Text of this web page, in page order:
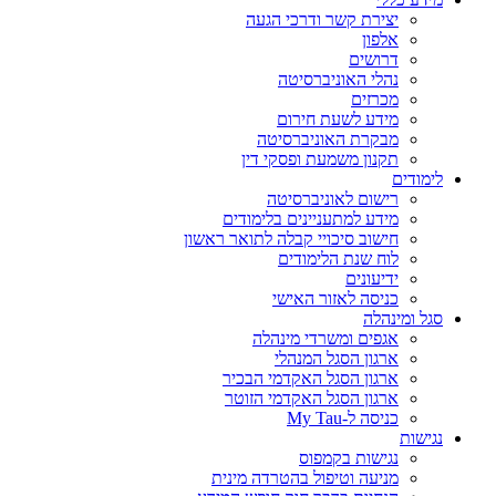
יצירת קשר ודרכי הגעה
אלפון
דרושים
נהלי האוניברסיטה
מכרזים
מידע לשעת חירום
מבקרת האוניברסיטה
תקנון משמעת ופסקי דין
לימודים
רישום לאוניברסיטה
מידע למתעניינים בלימודים
חישוב סיכויי קבלה לתואר ראשון
לוח שנת הלימודים
ידיעונים
כניסה לאזור האישי
סגל ומינהלה
אגפים ומשרדי מינהלה
ארגון הסגל המנהלי
ארגון הסגל האקדמי הבכיר
ארגון הסגל האקדמי הזוטר
כניסה ל-My Tau
נגישות
נגישות בקמפוס
מניעה וטיפול בהטרדה מינית